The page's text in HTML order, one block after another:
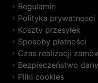
Regulamin
Polityka prywatnosci
Koszty przesyłek
Sposoby płatności
Czas realizacji
Bezpieczeństwo
Pliki cookies